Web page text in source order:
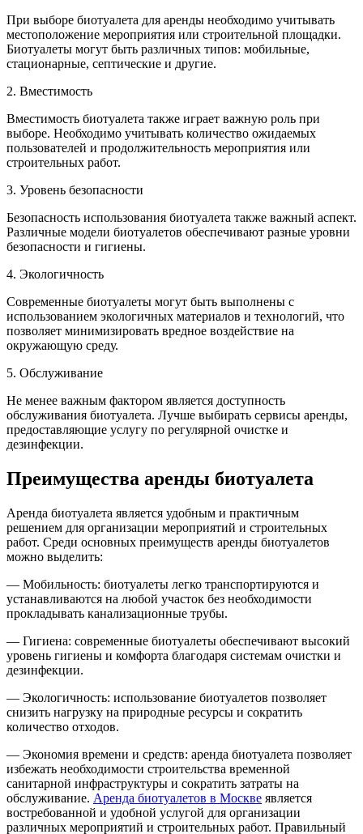
При выборе биотуалета для аренды необходимо учитывать
местоположение мероприятия или строительной площадки.
Биотуалеты могут быть различных типов: мобильные,
стационарные, септические и другие.
2. Вместимость
Вместимость биотуалета также играет важную роль при
выборе. Необходимо учитывать количество ожидаемых
пользователей и продолжительность мероприятия или
строительных работ.
3. Уровень безопасности
Безопасность использования биотуалета также важный аспект.
Различные модели биотуалетов обеспечивают разные уровни
безопасности и гигиены.
4. Экологичность
Современные биотуалеты могут быть выполнены с
использованием экологичных материалов и технологий, что
позволяет минимизировать вредное воздействие на
окружающую среду.
5. Обслуживание
Не менее важным фактором является доступность
обслуживания биотуалета. Лучше выбирать сервисы аренды,
предоставляющие услугу по регулярной очистке и
дезинфекции.
Преимущества аренды биотуалета
Аренда биотуалета является удобным и практичным
решением для организации мероприятий и строительных
работ. Среди основных преимуществ аренды биотуалетов
можно выделить:
— Мобильность: биотуалеты легко транспортируются и
устанавливаются на любой участок без необходимости
прокладывать канализационные трубы.
— Гигиена: современные биотуалеты обеспечивают высокий
уровень гигиены и комфорта благодаря системам очистки и
дезинфекции.
— Экологичность: использование биотуалетов позволяет
снизить нагрузку на природные ресурсы и сократить
количество отходов.
— Экономия времени и средств: аренда биотуалета позволяет
избежать необходимости строительства временной
санитарной инфраструктуры и сократить затраты на
обслуживание. Аренда биотуалетов в Москве является
востребованной и удобной услугой для организации
различных мероприятий и строительных работ. Правильный